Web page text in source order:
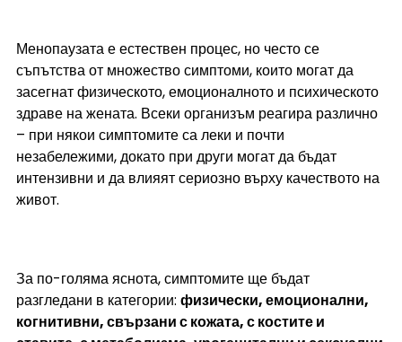
Менопаузата е естествен процес, но често се
съпътства от множество симптоми, които могат да
засегнат физическото, емоционалното и психическото
здраве на жената. Всеки организъм реагира различно
– при някои симптомите са леки и почти
незабележими, докато при други могат да бъдат
интензивни и да влияят сериозно върху качеството на
живот.
За по-голяма яснота, симптомите ще бъдат
разгледани в категории: физически, емоционални,
когнитивни, свързани с кожата, с костите и